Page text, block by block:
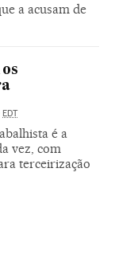
a acusam de
EDT
é a
vez, com
terceirização